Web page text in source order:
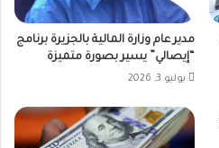
مدير عام وزارة المالية بالجزيرة برنامج
“إيصالي” يسير بصورة متميزة
يوليو 3, 2026